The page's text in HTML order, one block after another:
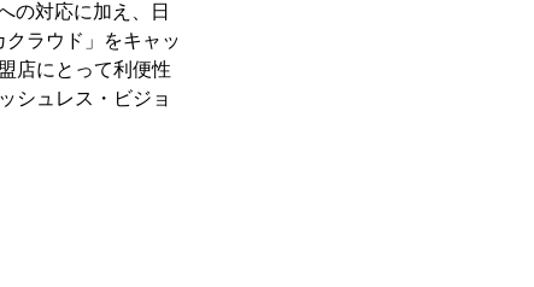
の対応に加え、日
ラウド」をキャッ
店にとって利便性
シュレス・ビジョ